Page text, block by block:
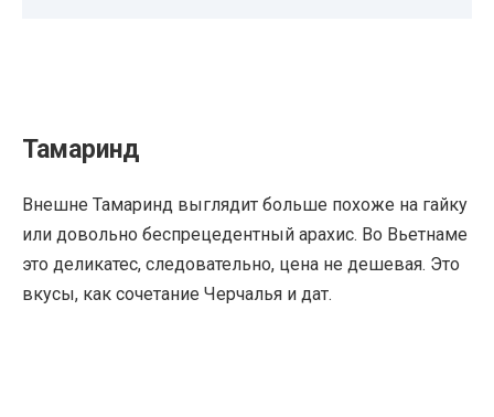
Тамаринд
Внешне Тамаринд выглядит больше похоже на гайку
или довольно беспрецедентный арахис. Во Вьетнаме
это деликатес, следовательно, цена не дешевая. Это
вкусы, как сочетание Черчалья и дат.